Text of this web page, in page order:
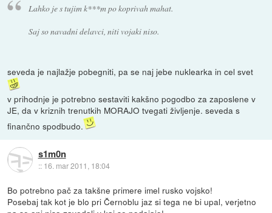
Lahko je s tujim k***m po koprivah mahat.
Saj so navadni delavci, niti vojaki niso.
seveda je najlažje pobegniti, pa se naj jebe nuklearka in cel svet
v prihodnje je potrebno sestaviti kakšno pogodbo za zaposlene v
JE, da v kriznih trenutkih MORAJO tvegati življenje. seveda s
finančno spodbudo.
s1m0n
:: 16. mar 2011, 18:04
Bo potrebno pač za takšne primere imel rusko vojsko!
Posebaj tak kot je blo pri Černoblu jaz si tega ne bi upal, verjetno